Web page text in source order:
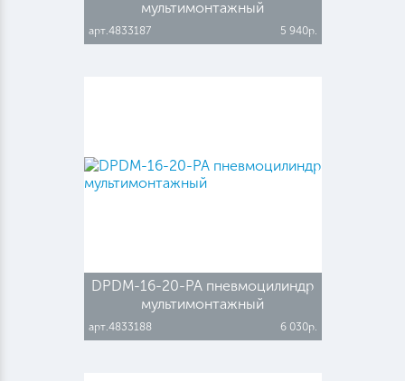
мультимонтажный
арт.4833187 5 940р.
DPDM-16-20-PA пневмоцилиндр
мультимонтажный
арт.4833188 6 030р.